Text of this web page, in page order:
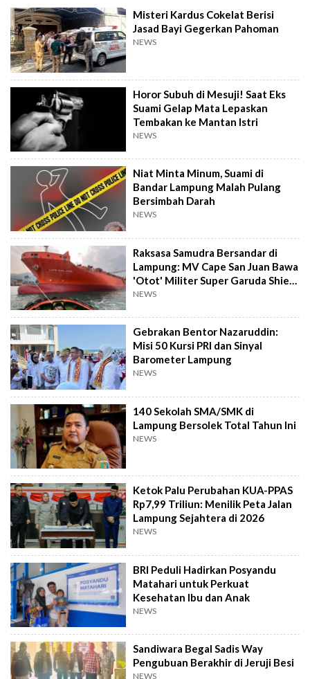
Misteri Kardus Cokelat Berisi
Jasad Bayi Gegerkan Pahoman
NEWS
Horor Subuh di Mesuji! Saat Eks
Suami Gelap Mata Lepaskan
Tembakan ke Mantan Istri
NEWS
Niat Minta Minum, Suami di
Bandar Lampung Malah Pulang
Bersimbah Darah
NEWS
Raksasa Samudra Bersandar di
Lampung: MV Cape San Juan Bawa
'Otot' Militer Super Garuda Shield
2026
NEWS
Gebrakan Bentor Nazaruddin:
Misi 50 Kursi PRI dan Sinyal
Barometer Lampung
NEWS
140 Sekolah SMA/SMK di
Lampung Bersolek Total Tahun Ini
NEWS
Ketok Palu Perubahan KUA-PPAS
Rp7,99 Triliun: Menilik Peta Jalan
Lampung Sejahtera di 2026
NEWS
BRI Peduli Hadirkan Posyandu
Matahari untuk Perkuat
Kesehatan Ibu dan Anak
NEWS
Sandiwara Begal Sadis Way
Pengubuan Berakhir di Jeruji Besi
NEWS